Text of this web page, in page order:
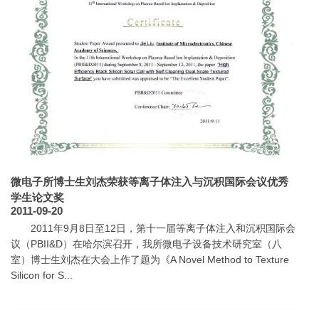
微电子所博士生刘杰荣获等离子体注入与沉积国际会议优秀
学生论文奖
2011-09-20
2011年9月8日至12日，第十一届等离子体注入和沉积国际会
议（PBII&D）在哈尔滨召开，我所微电子设备技术研究室（八
室）博士生刘杰在大会上作了题为《A Novel Method to Texture
Silicon for S...